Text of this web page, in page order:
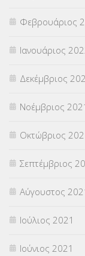
Φεβρουάριος
Ιανουάριος
Δεκέμβριος
Νοέμβριος
Οκτώβριος
Σεπτέμβριος
Αύγουστος
Ιούλιος 2021
Ιούνιος 2021